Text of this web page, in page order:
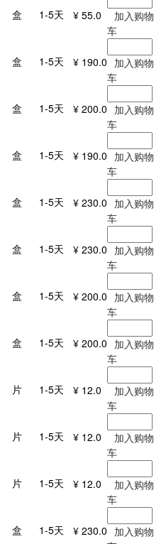
盒 1-5天 ¥ 55.0
加入购物
车
盒 1-5天 ¥ 190.0 加入购物
车
盒 1-5天 ¥ 200.0 加入购物
车
盒 1-5天 ¥ 190.0 加入购物
车
盒 1-5天 ¥ 230.0 加入购物
车
盒 1-5天 ¥ 230.0 加入购物
车
盒 1-5天 ¥ 200.0 加入购物
车
盒 1-5天 ¥ 200.0 加入购物
车
片 1-5天 ¥ 12.0
加入购物
车
片 1-5天 ¥ 12.0
加入购物
车
片 1-5天 ¥ 12.0
加入购物
车
盒 1-5天 ¥ 230.0 加入购物